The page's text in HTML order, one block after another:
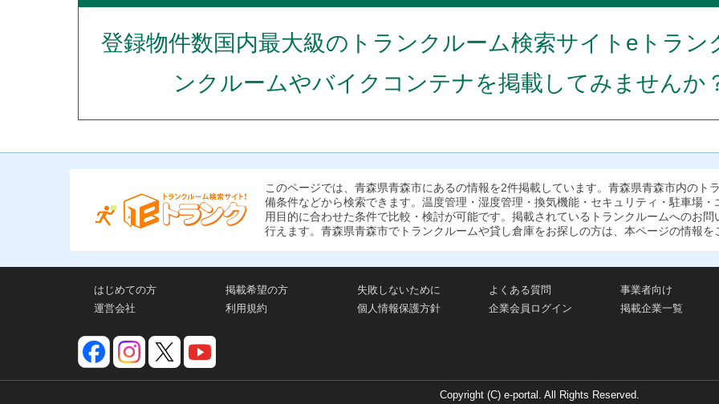
登録物件数国内最大級のトランクルーム検索サイトeトラン
ンクルームやバイクコンテナを掲載してみませんか
このページでは、青森県青森市にあるの情報を2件掲載しています。青森県青森市内のト
備条件などから検索できます。温度管理・湿度管理・換気機能・セキュリティ・駐車場
用目的に合わせた条件で比較・検討が可能です。掲載されているトランクルームへのお
行えます。青森県青森市でトランクルームや貸し倉庫をお探しの方は、本ページの情報を
はじめての方 掲載希望の方 失敗しないために よくある質問 事業者向け
運営会社
利用規約 個人情報保護方針 企業会員ログイン 掲載企業一覧
Copyright (C) e-portal. All Rights Reserved.